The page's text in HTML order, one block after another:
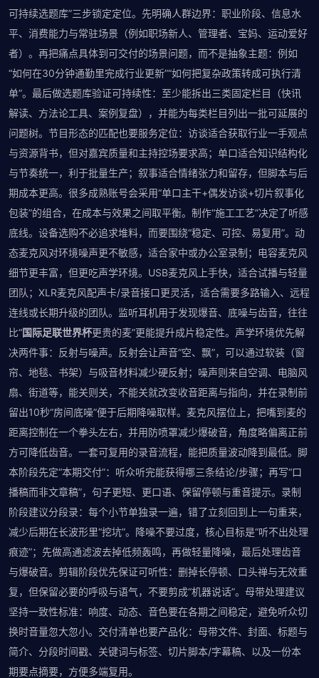
可持续选题库”三步锁定定位。先明确人群边界：职业阶段、信息水
平、消费能力与常驻场景（例如职场新人、管理者、宝妈、运动爱好
者）。再把痛点具体到可交付的场景问题，而不是抽象主题：例如
“如何在30分钟通勤里完成行业更新”“如何把复杂政策转成可执行清
单”。最后做选题库验证可持续性：至少能拆出三类固定栏目（快讯
解读、方法论工具、案例复盘），并能为每类栏目列出一批可延展的
问题树。节目形态的匹配也要服务定位：访谈适合获取行业一手观点
与资源背书，但对嘉宾质量和主持控场要求高；单口适合知识结构化
与节奏统一，利于批量生产；叙事适合情绪张力和留存，但脚本与后
期成本更高。很多成熟账号会采用“单口主干+偶发访谈+切片叙事化
包装”的组合，在成本与效果之间取平衡。制作“施工工艺”决定了听感
底线。设备选购不必追求堆料，而要围绕“稳定、可控、易复用”。动
态麦克风对环境噪声更不敏感，适合家中或办公室录制；电容麦克风
细节更丰富，但更吃声学环境。USB麦克风上手快，适合试播与轻量
团队；XLR麦克风配声卡/录音接口更灵活，适合需要多路输入、远程
连线或长期升级的团队。监听耳机用于发现爆音、底噪与齿音，往往
比“国际足联世界杯更贵的麦”更能提升成片稳定性。声学环境优先解
决两件事：反射与噪声。反射会让声音“空、飘”，可以通过软装（窗
帘、地毯、书架）与吸音材料减少硬反射；噪声则来自空调、电脑风
扇、街道等，能关则关，不能关就改变收音距离与指向，并在录制前
留出10秒“房间底噪”便于后期降噪取样。麦克风摆位上，把嘴到麦的
距离控制在一个拳头左右，并用防喷罩减少爆破音，角度略偏离正前
方可降低齿音。一套可复用的录音流程，能把质量波动降到最低。脚
本阶段先定“本期交付”：听众听完能获得哪三条结论/步骤；再写“口
播稿而非文章稿”，句子更短、更口语、保留停顿与重音提示。录制
阶段建议分段录：每个小节单独录一遍，错了立刻回到上一句重来，
减少后期在长波形里“挖坑”。降噪不要过度，核心目标是“听不出处理
痕迹”；先做高通滤波去掉低频轰鸣，再做轻量降噪，最后处理齿音
与爆破音。剪辑阶段优先保证可听性：删掉长停顿、口头禅与无效重
复，但保留必要的呼吸与语气，不要剪成“机器说话”。母带处理建议
坚持一致性标准：响度、动态、音色要在各期之间稳定，避免听众切
换时音量忽大忽小。交付清单也要产品化：母带文件、封面、标题与
简介、分段时间戳、关键词与标签、切片脚本/字幕稿、以及一份本
期要点摘要，方便多端复用。